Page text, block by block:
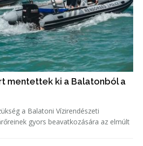
mentettek ki a Balatonból a
a Balatoni Vízirendészeti
gyors beavatkozására az elmúlt